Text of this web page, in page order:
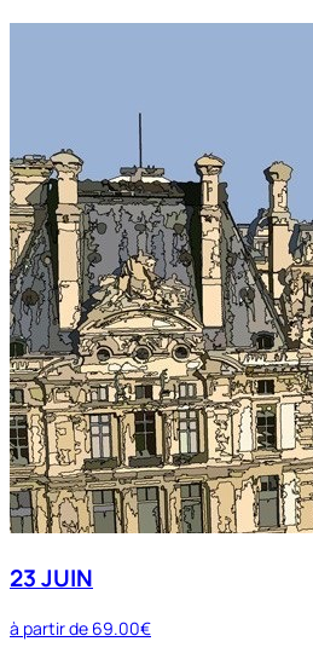
23 JUIN
à partir de 69.00€